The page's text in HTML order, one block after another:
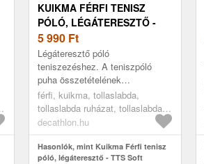
KUIKMA FÉRFI TENISZ
PÓLÓ, LÉGÁTERESZTŐ -
TTS SOFT
5 990 Ft
Légáteresztő póló
teniszezéshez. A teniszpóló
puha összetételének
köszönhetően kényelmes viselet.
Testhezálló szabása és rendkívül
rugalmas anyaga ...
férfi, kuikma, tollaslabda,
tollaslabda ruházat, tollaslabda
póló, black, 2xl
decathlon.hu
Hasonlók, mint Kuikma Férfi tenisz
póló, légáteresztő - TTS Soft